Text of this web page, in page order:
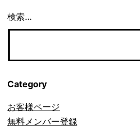
検索…
Category
お客様ページ
無料メンバー登録